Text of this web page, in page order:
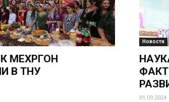
МЕХРГОН
В ТНУ
Новости
01.09.2024